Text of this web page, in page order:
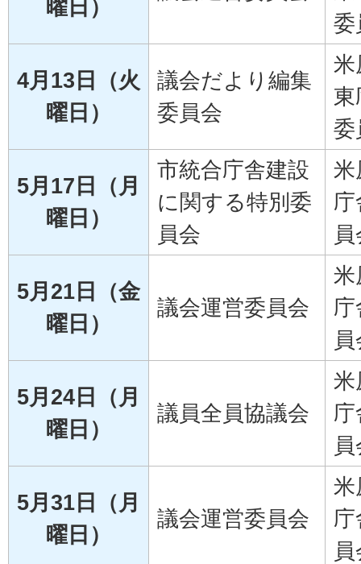
曜日）
委
4月13日（火
曜日）
議会だより編集
委員会
米
東
委
5月17日（月
曜日）
市統合庁舎建設
に関する特別委
員会
米
庁
5月21日（金
曜日）
議会運営委員会
米
庁
5月24日（月
曜日）
議員全員協議会
米
庁
5月31日（月
曜日）
議会運営委員会
米
庁